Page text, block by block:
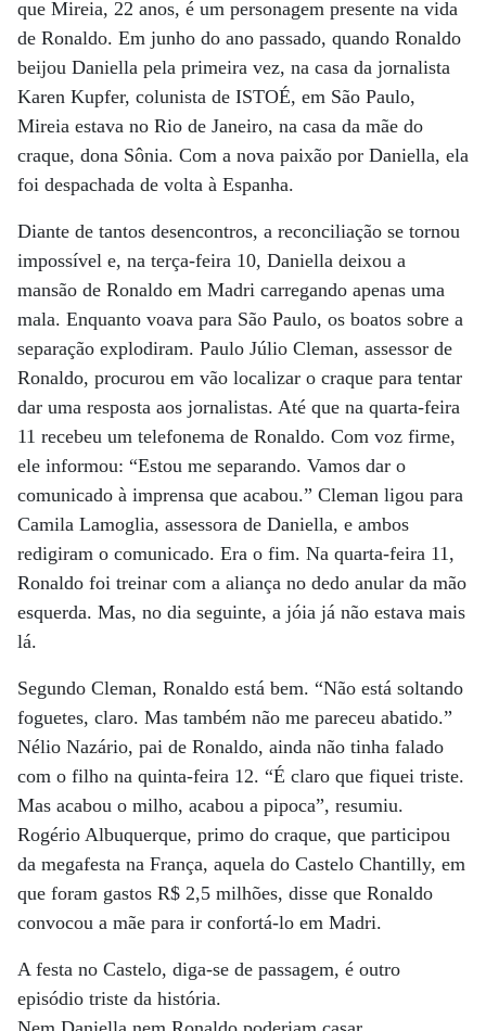
que Mireia, 22 anos, é um personagem presente na vida
de Ronaldo. Em junho do ano passado, quando Ronaldo
beijou Daniella pela primeira vez, na casa da jornalista
Karen Kupfer, colunista de ISTOÉ, em São Paulo,
Mireia estava no Rio de Janeiro, na casa da mãe do
craque, dona Sônia. Com a nova paixão por Daniella, ela
foi despachada de volta à Espanha.
Diante de tantos desencontros, a reconciliação se tornou
impossível e, na terça-feira 10, Daniella deixou a
mansão de Ronaldo em Madri carregando apenas uma
mala. Enquanto voava para São Paulo, os boatos sobre a
separação explodiram. Paulo Júlio Cleman, assessor de
Ronaldo, procurou em vão localizar o craque para tentar
dar uma resposta aos jornalistas. Até que na quarta-feira
11 recebeu um telefonema de Ronaldo. Com voz firme,
ele informou: “Estou me separando. Vamos dar o
comunicado à imprensa que acabou.” Cleman ligou para
Camila Lamoglia, assessora de Daniella, e ambos
redigiram o comunicado. Era o fim. Na quarta-feira 11,
Ronaldo foi treinar com a aliança no dedo anular da mão
esquerda. Mas, no dia seguinte, a jóia já não estava mais
lá.
Segundo Cleman, Ronaldo está bem. “Não está soltando
foguetes, claro. Mas também não me pareceu abatido.”
Nélio Nazário, pai de Ronaldo, ainda não tinha falado
com o filho na quinta-feira 12. “É claro que fiquei triste.
Mas acabou o milho, acabou a pipoca”, resumiu.
Rogério Albuquerque, primo do craque, que participou
da megafesta na França, aquela do Castelo Chantilly, em
que foram gastos R$ 2,5 milhões, disse que Ronaldo
convocou a mãe para ir confortá-lo em Madri.
A festa no Castelo, diga-se de passagem, é outro
episódio triste da história.